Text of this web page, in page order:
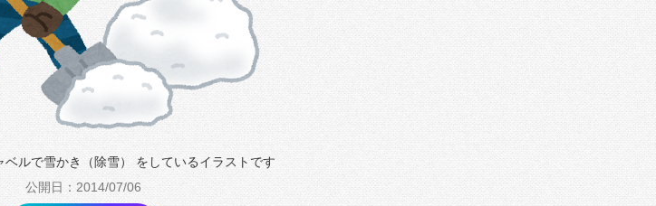
ベルで雪かき（除雪） をしているイラストです
公開日：2014/07/06